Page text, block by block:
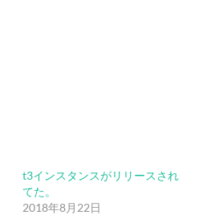
t3インスタンスがリリースされ
てた。
2018年8月22日